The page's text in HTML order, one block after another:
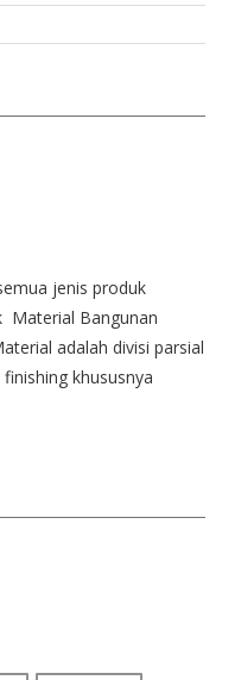
jenis produk
Material Bangunan
adalah divisi parsial
khususnya